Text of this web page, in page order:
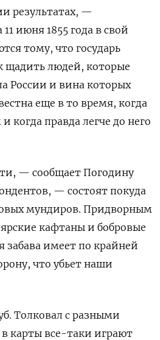
результатах, —
июня 1855 года в свой
тому, что государь
щадить людей, которые
России и вина которых
еще в то время, когда
когда правда легче до него
— сообщает Погодину
— состоят покуда
мундиров. Придворным
кафтаны и бобровые
забава имеет по крайней
что убьет наши
Толковал с разными
карты все-таки играют